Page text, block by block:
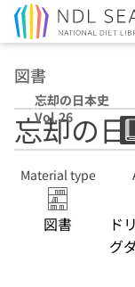
図書
忘却の日本史
Vol.26
忘却の
Material type
図書
ド
グ